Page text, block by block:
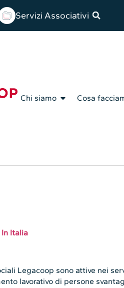
Servizi Associativi
Chi siamo Cosa
In Italia
Legacoop sono attive nei
lavorativo di persone